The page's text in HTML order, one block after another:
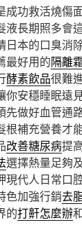
成功救活燒傷
液長期照多會
日本的口臭消
最好用的隔離
酵素飲品很難
你安穩睡眠遠
先做好血管通
根補充營養才
改善糖尿病提
選擇熱量足夠
現代人日常口
色加強行銷去
的打鼾怎麼辦